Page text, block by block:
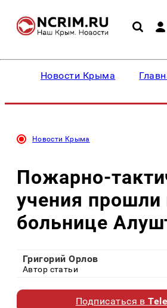
Новости Крыма
Новости Крыма
Пожарно-
учения прошли
больнице
Григорий Орлов
Автор статьи
Подписаться в